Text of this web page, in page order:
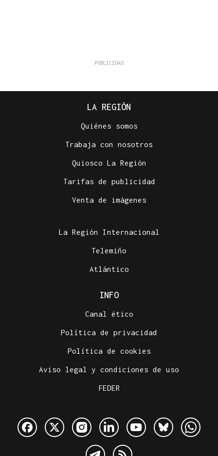
LA REGIÓN
Quiénes somos
Trabaja con nosotros
Quiosco La Región
Tarifas de publicidad
Venta de imágenes
La Región Internacional
Telemiño
Atlántico
INFO
Canal ético
Política de privacidad
Política de cookies
Aviso legal y condiciones de uso
FEDER